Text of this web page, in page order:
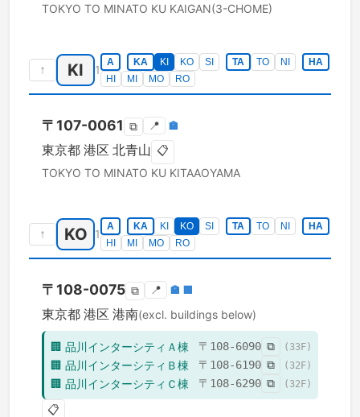
TOKYO TO MINATO KU KAIGAN(3-CHOME)
↑ KI 1
A KA KI KO SI TA TO NI
HA
HI
MI MO RO
〒 107-0061 ⧉ 📍 🏣
東京都 港区 北青山 📋
TOKYO TO MINATO KU KITAAOYAMA
↑ KO 1
A KA KI KO SI TA TO NI
HA
HI
MI MO RO
〒 108-0075 ⧉ 📍 🏣 🏢
東京都 港区 港南(excl. buildings below)
🏢 品川インターシティＡ棟 〒 108-6090 ⧉ ( 33F)
🏢 品川インターシティＢ棟 〒 108-6190 ⧉ ( 32 F)
🏢 品川インターシティＣ棟 〒 108-6290 ⧉ ( 32 F)
📋